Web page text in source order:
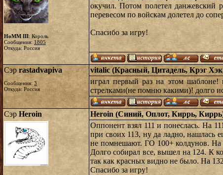
HoMM III: Король
Сообщения: 1805
Откуда: Россия
окучил. Потом полетел данжевский
перевесом по войскам долетел до
Спасибо за игру!
Сэр rastadvapiva
Сообщения: 3
Откуда: Россия
vitalic (Красный, Цитадель, Крэг
играл первый раз на этом
стрелками(не помню какими)! долго
Сэр Heroin Heroin (Синий, Оплот, Киррь,
Оппонент взял 111 и понеслась. На
при своих 113, ну да ладно, нашлась
не помнешают. ГО 100+ колдунов. На
Долго собирал все, вышел на 124. К
так как красных видно не было. На
Спасибо за игру!